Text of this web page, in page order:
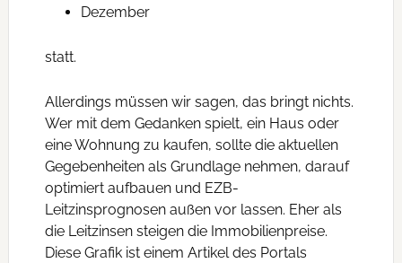
Dezember
statt.
Allerdings müssen wir sagen, das bringt nichts.
Wer mit dem Gedanken spielt, ein Haus oder
eine Wohnung zu kaufen, sollte die aktuellen
Gegebenheiten als Grundlage nehmen, darauf
optimiert aufbauen und EZB-
Leitzinsprognosen außen vor lassen. Eher als
die Leitzinsen steigen die Immobilienpreise.
Diese Grafik ist einem Artikel des Portals